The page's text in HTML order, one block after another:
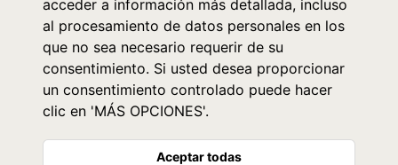
acceder a información más detallada, incluso
al procesamiento de datos personales en los
que no sea necesario requerir de su
consentimiento. Si usted desea proporcionar
un consentimiento controlado puede hacer
clic en 'MÁS OPCIONES'.
Aceptar todas